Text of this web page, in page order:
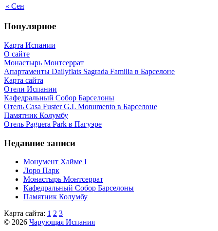
« Сен
Популярное
Карта Испании
О сайте
Монастырь Монтсеррат
Апартаменты Dailyflats Sagrada Familia в Барселоне
Карта сайта
Отели Испании
Кафeдрaльный Собор Барселоны
Отель Casa Fuster G.L Monumento в Барселоне
Пaмятник Колумбу
Отель Paguera Park в Пагуэре
Недавние записи
Монумент Хайме I
Лоро Парк
Монастырь Монтсеррат
Кафeдрaльный Собор Барселоны
Пaмятник Колумбу
Карта сайта: 1 2 3
© 2026 Чарующая Испания